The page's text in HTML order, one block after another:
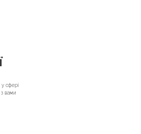
сфері
вами